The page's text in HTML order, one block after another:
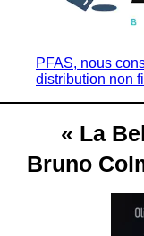
PFAS, nous
distribution non
« La
Bruno